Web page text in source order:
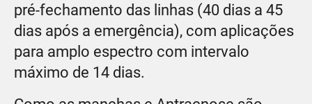
pré-fechamento das linhas (40 dias a 45
dias após a emergência), com aplicações
para amplo espectro com intervalo
máximo de 14 dias.